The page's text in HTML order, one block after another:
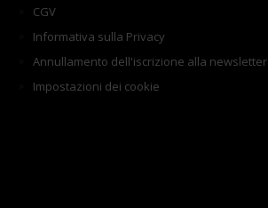
CGV
Informativa sulla Privacy
Annullamento dell'iscrizione alla newsletter
Impostazioni dei cookie